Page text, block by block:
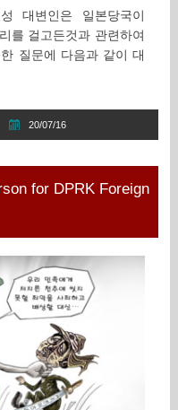
대변인은 일본당국이
를 걸고든것과 관련하여
질문에 다음과 같이 대
20/07/16
for DPRK Foreign